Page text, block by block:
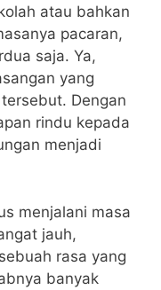
atau bahkan
pacaran,
saja. Ya,
yang
Dengan
rindu kepada
menjadi
menjalani masa
jauh,
rasa yang
banyak